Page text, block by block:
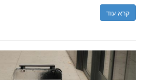
קרא עוד